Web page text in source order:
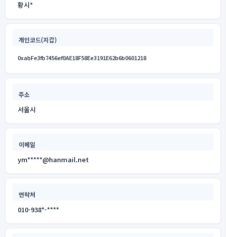
황시*
개인코드(지갑)
0xabFe3fb7456ef0AE18F58Ee3191E62b6b0601218
주소
서울시
이메일
ym*****@hanmail.net
연락처
010-938*-****